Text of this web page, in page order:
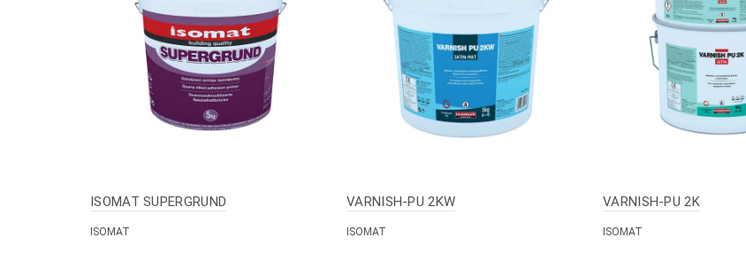
ISOMAT SUPERGRUND
ISOMAT
VARNISH-PU 2KW
ISOMAT
VARNISH-PU 2K
ISOMAT